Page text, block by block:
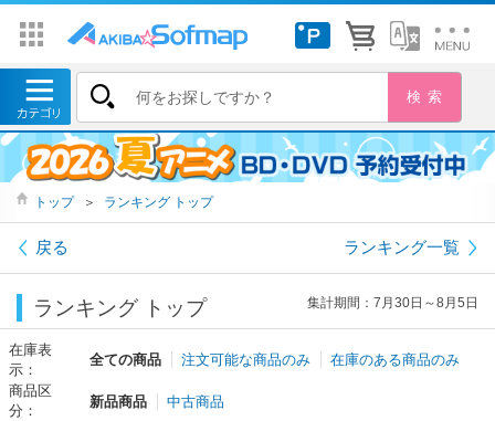
トップ ＞ ランキング トップ
戻る ランキング一覧
ランキング トップ 集計期間：7月30日～8月5日
在庫表
示：
全ての商品 注文可能な商品のみ
在庫のある商品のみ
商品区
分：
新品商品
中古商品